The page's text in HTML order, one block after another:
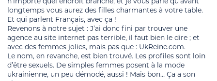
longtemps vous aurez des filles charmantes à votre table.
Et qui parlent Français, avec ça !
Revenons à notre sujet : J’ai donc fini par trouver une
agence au site internet pas terrible, il faut bien le dire ; et
avec des femmes jolies, mais pas que : UkReine.com.
Le nom, en revanche, est bien trouvé. Les profiles sont loin
d’être sexuels. De simples femmes posent à la mode
ukrainienne, un peu démodé, aussi ! Mais bon… Ça a son